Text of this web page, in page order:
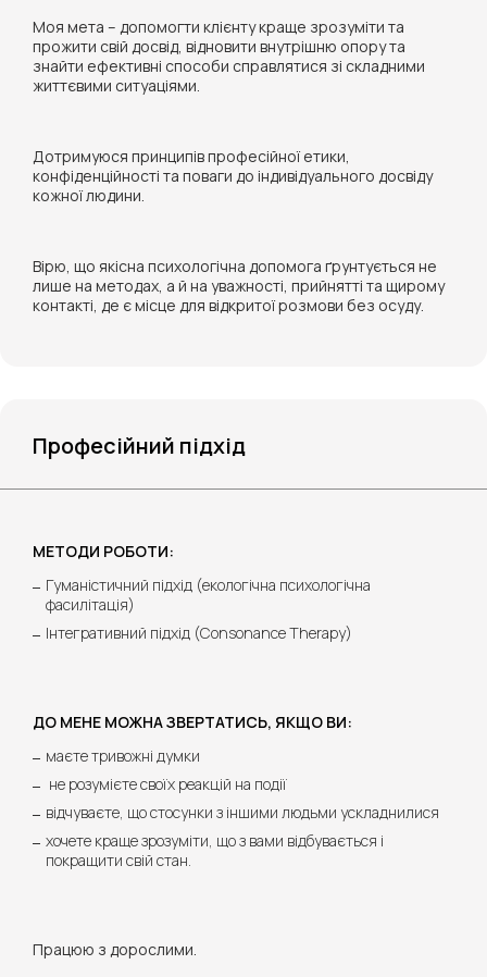
Моя мета – допомогти клієнту краще зрозуміти та
прожити свій досвід, відновити внутрішню опору та
знайти ефективні способи справлятися зі складними
життєвими ситуаціями.
Дотримуюся принципів професійної етики,
конфіденційності та поваги до індивідуального досвіду
кожної людини.
Вірю, що якісна психологічна допомога ґрунтується не
лише на методах, а й на уважності, прийнятті та щирому
контакті, де є місце для відкритої розмови без осуду.
Професійний підхід
МЕТОДИ РОБОТИ:
Гуманістичний підхід (екологічна психологічна
фасилітація)
Інтегративний підхід (Consonance Therapy)
ДО МЕНЕ МОЖНА ЗВЕРТАТИСЬ, ЯКЩО ВИ:
маєте тривожні думки
не розумієте своїх реакцій на події
відчуваєте, що стосунки з іншими людьми ускладнилися
хочете краще зрозуміти, що з вами відбувається і
покращити свій стан.
Працюю з дорослими.